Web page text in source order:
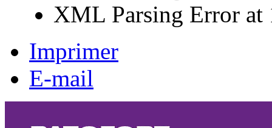
XML Parsing Error at
Imprimer
E-mail